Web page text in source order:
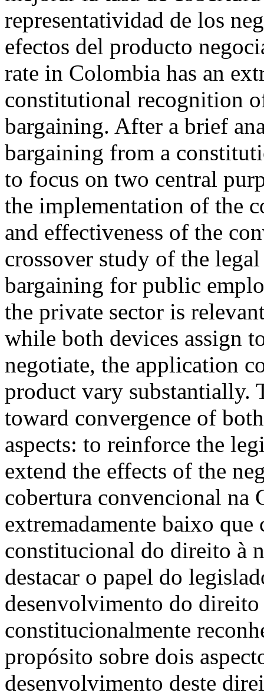
representatividad de los
efectos del producto
rate in Colombia has an
constitutional recognition
bargaining. After a brief
bargaining from a
to focus on two central
the implementation of the
and effectiveness of the
crossover study of the
bargaining for public
the private sector is
while both devices assign
negotiate, the application
product vary substantially.
toward convergence of
aspects: to reinforce the
extend the effects of the
cobertura convencional na
extremadamente baixo
constitucional do direito à
destacar o papel do
desenvolvimento do
constitucionalmente
propósito sobre dois
desenvolvimento deste